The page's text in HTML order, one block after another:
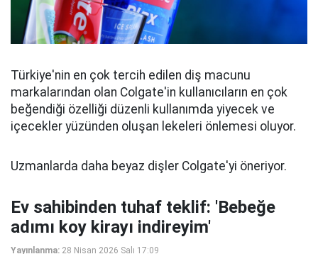
Türkiye'nin en çok tercih edilen diş macunu
markalarından olan Colgate'in kullanıcıların en çok
beğendiği özelliği düzenli kullanımda yiyecek ve
içecekler yüzünden oluşan lekeleri önlemesi oluyor.
Uzmanlarda daha beyaz dişler Colgate'yi öneriyor.
Ev sahibinden tuhaf teklif: 'Bebeğe
adımı koy kirayı indireyim'
Yayınlanma: 28 Nisan 2026 Salı 17:09